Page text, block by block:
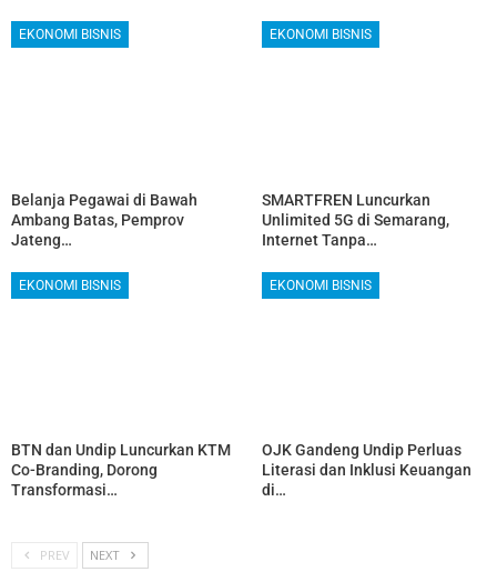
EKONOMI BISNIS
Belanja Pegawai di Bawah
Ambang Batas, Pemprov
Jateng…
EKONOMI BISNIS
SMARTFREN Luncurkan
Unlimited 5G di Semarang,
Internet Tanpa…
EKONOMI BISNIS
BTN dan Undip Luncurkan KTM
Co-Branding, Dorong
Transformasi…
EKONOMI BISNIS
OJK Gandeng Undip Perluas
Literasi dan Inklusi Keuangan
di…
PREV NEXT